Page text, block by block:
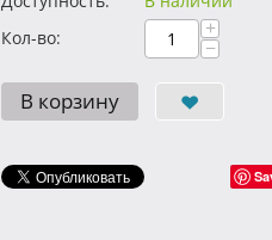
Кол-во:
+
−
В корзину